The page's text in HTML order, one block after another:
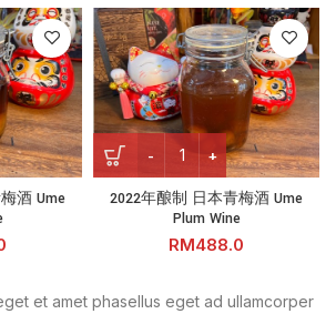
本青梅酒 Ume Plum Wine quantity
酒 Ume
2022年酿制 日本青梅酒
2022年酿制 日本青梅酒 Ume
Plum Wine
RM
et amet phasellus eget ad ullamcorper